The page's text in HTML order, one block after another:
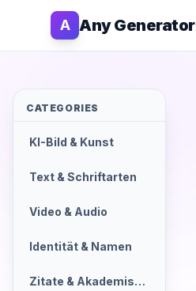
A Any Generator
CATEGORIES
KI-Bild & Kunst
Text & Schriftarten
Video & Audio
Identität & Namen
Zitate & Akademisch